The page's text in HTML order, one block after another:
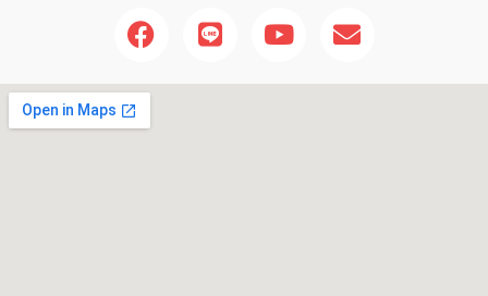
F
a
c
e
b
L
i
n
Y
o
u
E
n
v